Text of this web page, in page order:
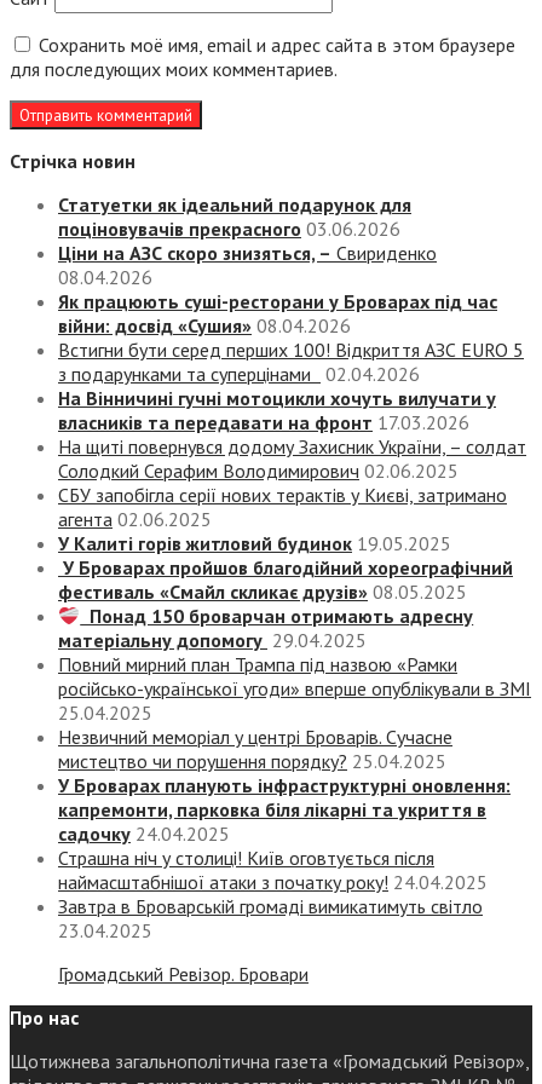
Сохранить моё имя, email и адрес сайта в этом браузере
для последующих моих комментариев.
Стрічка новин
Статуетки як ідеальний подарунок для
поціновувачів прекрасного 03.06.2026
Ціни на АЗС скоро знизяться, – Свириденко
08.04.2026
Як працюють суші-ресторани у Броварах під час
війни: досвід «Сушия» 08.04.2026
Встигни бути серед перших 100! Відкриття АЗС EURO 5
з подарунками та суперцінами
02.04.2026
На Вінничині гучні мотоцикли хочуть вилучати у
власників та передавати на фронт 17.03.2026
На щиті повернувся додому Захисник України, – солдат
Солодкий Серафим Володимирович 02.06.2025
СБУ запобігла серії нових терактів у Києві, затримано
агента 02.06.2025
У Калиті горів житловий будинок 19.05.2025
У Броварах пройшов благодійний хореографічний
фестиваль «Смайл скликає друзів» 08.05.2025
Понад 150 броварчан отримають адресну
матеріальну допомогу 29.04.2025
Повний мирний план Трампа під назвою «‎Рамки
російсько-української угоди» вперше опублікували в ЗМІ
25.04.2025
Незвичний меморіал у центрі Броварів. Сучасне
мистецтво чи порушення порядку? 25.04.2025
У Броварах планують інфраструктурні оновлення:
капремонти, парковка біля лікарні та укриття в
садочку 24.04.2025
Страшна ніч у столиці! Київ оговтується після
наймасштабнішої атаки з початку року! 24.04.2025
Завтра в Броварській громаді вимикатимуть світло
23.04.2025
Громадський Ревізор. Бровари
Про нас
Щотижнева загальнополітична газета «Громадський Ревізор»,